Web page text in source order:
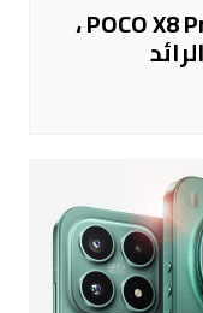
بوكو تكشف عن سلسلة POCO X8 Pro ،